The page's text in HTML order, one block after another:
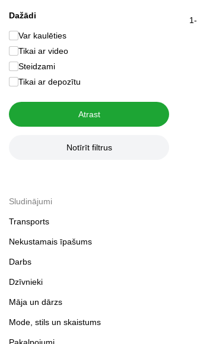
1-
Dažādi
Var kaulēties
Tikai ar video
Steidzami
Tikai ar depozītu
Atrast
Notīrīt filtrus
Sludinājumi
Transports
Nekustamais īpašums
Darbs
Dzīvnieki
Māja un dārzs
Mode, stils un skaistums